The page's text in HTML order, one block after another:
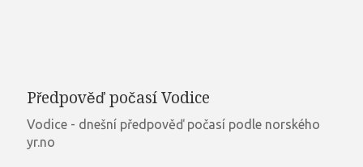
Předpověď počasí Vodice
Vodice - dnešní předpověď počasí podle norského
yr.no